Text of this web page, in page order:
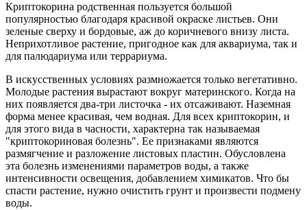
Криптокорина родственная пользуется большой
популярностью благодаря красивой окраске листьев. Они
зеленые сверху и бордовые, аж до коричневого внизу листа.
Неприхотливое растение, пригодное как для аквариума, так и
для палюдариума или террариума.
В искусственных условиях размножается только вегетативно.
Молодые растения вырастают вокруг материнского. Когда на
них появляется два-три листочка - их отсаживают. Наземная
форма менее красивая, чем водная. Для всех криптокорин, и
для этого вида в часности, характерна так называемая
"криптокориновая болезнь". Ее признаками являются
размягчение и разложение листовых пластин. Обусловлена
эта болезнь изменениями параметров воды, а также
интенсивности освещения, добавлением химикатов. Что бы
спасти растение, нужно очистить грунт и произвести подмену
воды.